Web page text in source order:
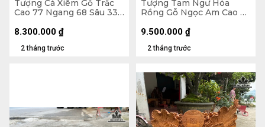
Tượng Cá Xiêm Gỗ Trắc
Cao 77 Ngang 68 Sâu 33
2 tháng trước
8.300.000 ₫
Tượng Tam Ngư Hóa
Rồng Gỗ Ngọc Am Cao Cả
(cm) - Kỷ Cao 15 (cm)
2 tháng trước
9.500.000 ₫